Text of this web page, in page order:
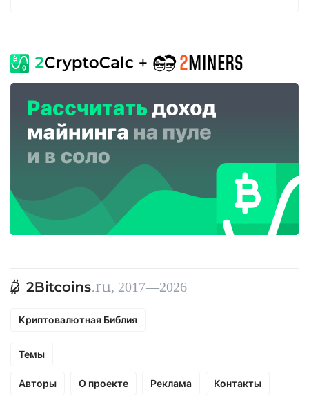
, 2017—2026
Криптовалютная Библия
Темы
Авторы О проекте Реклама Контакты